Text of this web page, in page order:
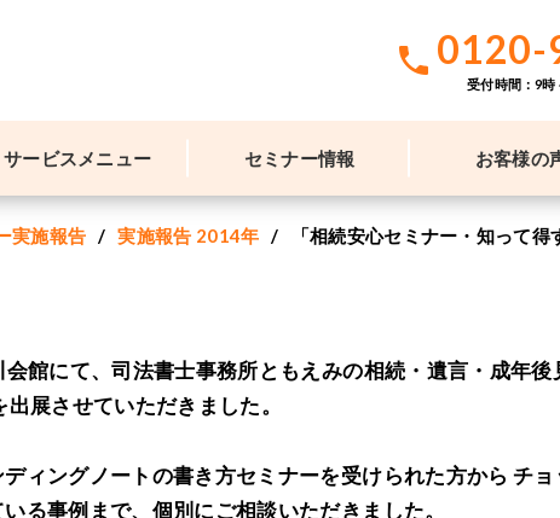
phone 0120-
受付時間：9
サービスメニュー セミナー情報 お客様の
実施報告 実施報告 2014年 「相続安心セミナー・知って
館にて、司法書士事務所ともえみの相続・遺言・成年後
展させていただきました。
ィングノートの書き方セミナーを受けられた方から チョ
る事例まで、個別にご相談いただきました。